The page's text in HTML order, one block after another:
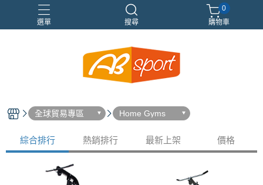
選單 搜尋
健身空間規劃 重訓
0
購物車
全球貿易專區 Home Gyms
綜合排行 熱銷排行 最新上架 價格